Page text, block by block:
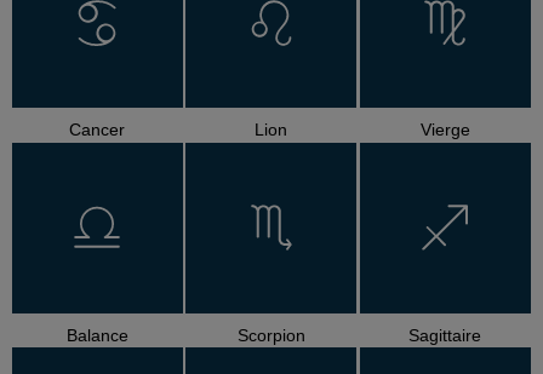
Cancer Lion Vierge
Balance Scorpion Sagittaire